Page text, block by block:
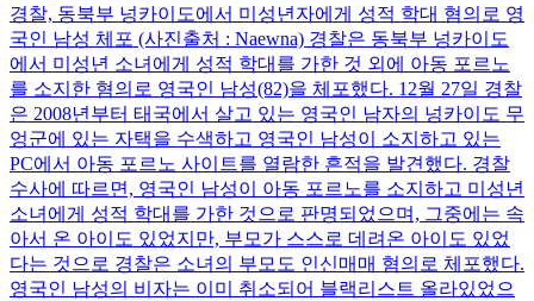
경찰, 동북부 넝카이도에서 미성년자에게 성적 학대 혐의로 영
국인 남성 체포 (사진출처 : Naewna) 경찰은 동북부 넝카이도
에서 미성년 소녀에게 성적 학대를 가한 것 외에 아동 포르노
를 소지한 혐의로 영국인 남성(82)을 체포했다. 12월 27일 경찰
은 2008년부터 태국에서 살고 있는 영국인 남자의 넝카이도 무
엉군에 있는 자택을 수색하고 영국인 남성이 소지하고 있는
PC에서 아동 포르노 사이트를 열람한 흔적을 발견했다. 경찰
수사에 따르면, 영국인 남성이 아동 포르노를 소지하고 미성년
소녀에게 성적 학대를 가한 것으로 판명되었으며, 그중에는 속
아서 온 아이도 있었지만, 부모가 스스로 데려온 아이도 있었
다는 것으로 경찰은 소녀의 부모도 인신매매 혐의로 체포했다.
영국인 남성의 비자는 이미 취소되어 블랙리스트 올라있었으